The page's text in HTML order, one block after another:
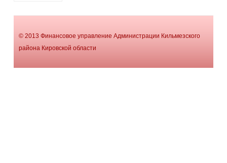
© 2013 Финансовое управление Администрации Кильмезского
района Кировской области